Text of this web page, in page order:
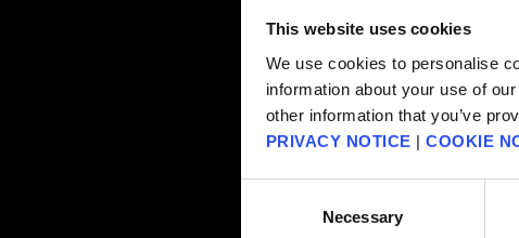
This website uses cookies
We use cookies to personalise
information about your use of
other information that you’ve
PRIVACY NOTICE | COOKIE
Necessary